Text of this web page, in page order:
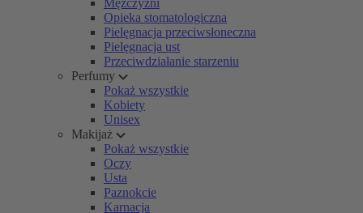
Mężczyźni
Opieka stomatologiczna
Pielęgnacja przeciwsłoneczna
Pielęgnacja ust
Przeciwdziałanie starzeniu
Perfumy
Pokaż wszystkie
Kobiety
Unisex
Makijaż
Pokaż wszystkie
Oczy
Usta
Paznokcie
Karnacja